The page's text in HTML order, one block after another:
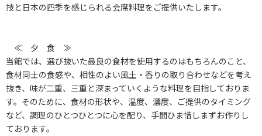
技と日本の四季を感じられる会席料理をご提供いたします。
≪ 夕 食 ≫
当館では、選び抜いた最良の食材を使用するのはもちろんのこと、
食材同士の食感や、相性のよい風土・香りの取り合わせなどを考え
抜き、味が二重、三重と深まっていくような料理を目指しておりま
す。そのために、食材の形状や、温度、濃度、ご提供のタイミング
など、調理のひとつひとつに心を配り、手間ひま惜しまずお作りし
ております。